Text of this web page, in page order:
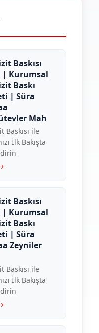
Baskısı
| Kurumsal
Baskı
| Süra
Mah
Baskısı ile
İlk Bakışta
Baskısı
| Kurumsal
Baskı
| Süra
Zeyniler
Baskısı ile
İlk Bakışta